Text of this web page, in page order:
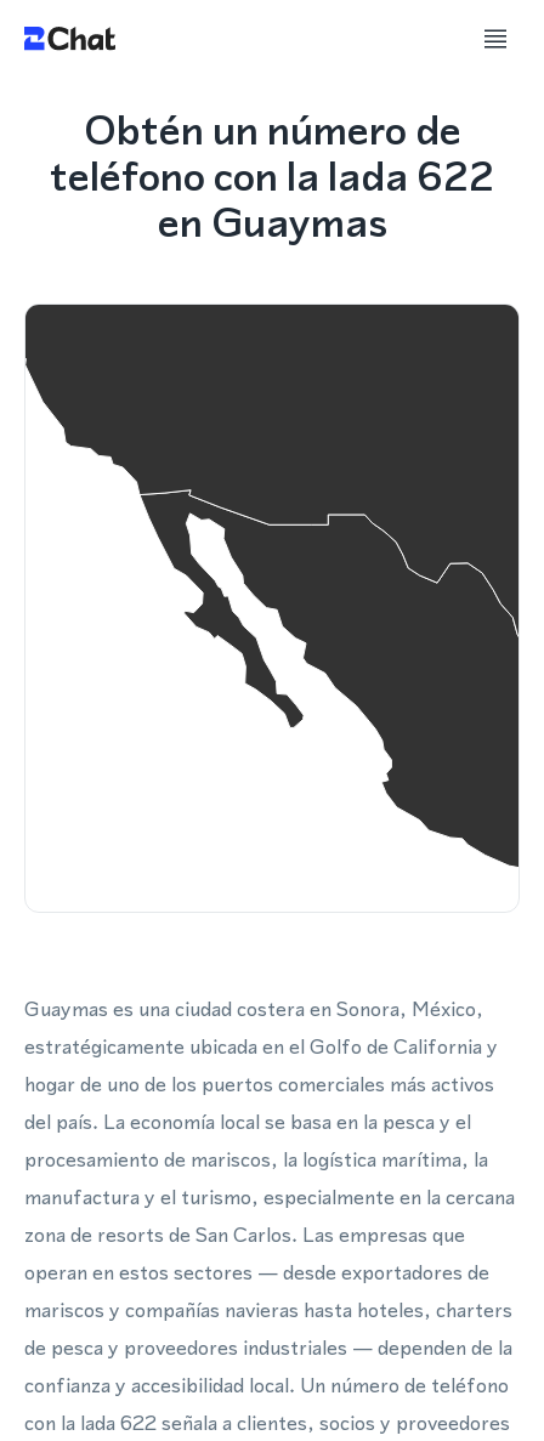
Obtén un número de
teléfono con la lada 622
en Guaymas
Guaymas es una ciudad costera en Sonora, México,
estratégicamente ubicada en el Golfo de California y
hogar de uno de los puertos comerciales más activos
del país. La economía local se basa en la pesca y el
procesamiento de mariscos, la logística marítima, la
manufactura y el turismo, especialmente en la cercana
zona de resorts de San Carlos. Las empresas que
operan en estos sectores — desde exportadores de
mariscos y compañías navieras hasta hoteles, charters
de pesca y proveedores industriales — dependen de la
confianza y accesibilidad local. Un número de teléfono
con la lada 622 señala a clientes, socios y proveedores